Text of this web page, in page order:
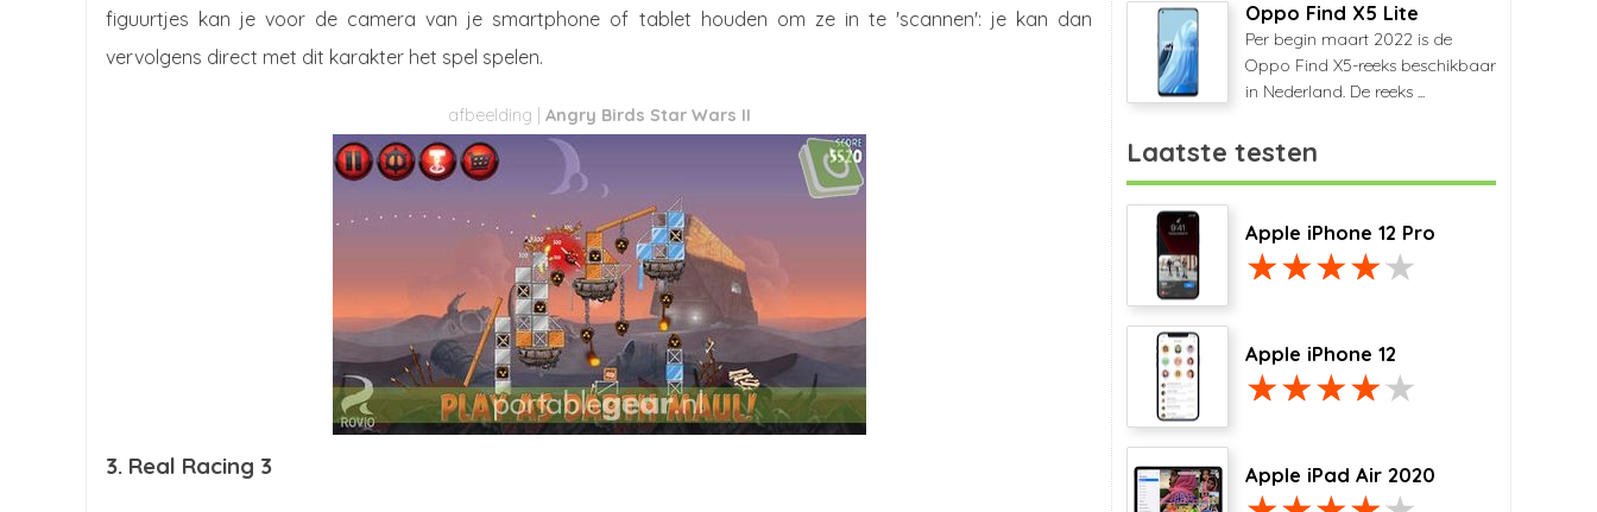
figuurtjes kan je voor de camera van je smartphone of tablet houden om ze in te 'scannen': je kan dan
vervolgens direct met dit karakter het spel spelen.
Angry Birds Star Wars II
3. Real Racing 3
Oppo Find X5 Lite
Per begin maart 2022 is de
Oppo Find X5-reeks beschikbaar
in Nederland. De reeks ...
Laatste testen
Apple iPhone 12 Pro
Apple iPhone 12
Apple iPad Air 2020